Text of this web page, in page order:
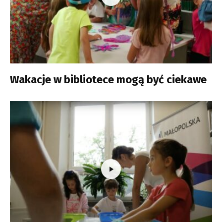
Wakacje w bibliotece mogą być ciekawe